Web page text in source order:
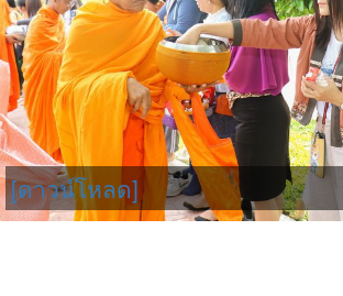
[ดาวน์โหลด]